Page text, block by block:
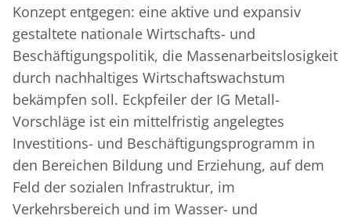
Konzept entgegen: eine aktive und expansiv
gestaltete nationale Wirtschafts- und
Beschäftigungspolitik, die Massenarbeitslosigkeit
durch nachhaltiges Wirtschaftswachstum
bekämpfen soll. Eckpfeiler der IG Metall-
Vorschläge ist ein mittelfristig angelegtes
Investitions- und Beschäftigungsprogramm in
den Bereichen Bildung und Erziehung, auf dem
Feld der sozialen Infrastruktur, im
Verkehrsbereich und im Wasser- und